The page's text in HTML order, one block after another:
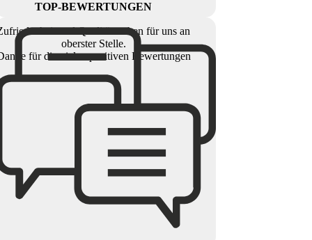
TOP-BEWERTUNGEN
und Qualität stehen für uns an
oberster Stelle.
für die vielen positiven Bewertungen